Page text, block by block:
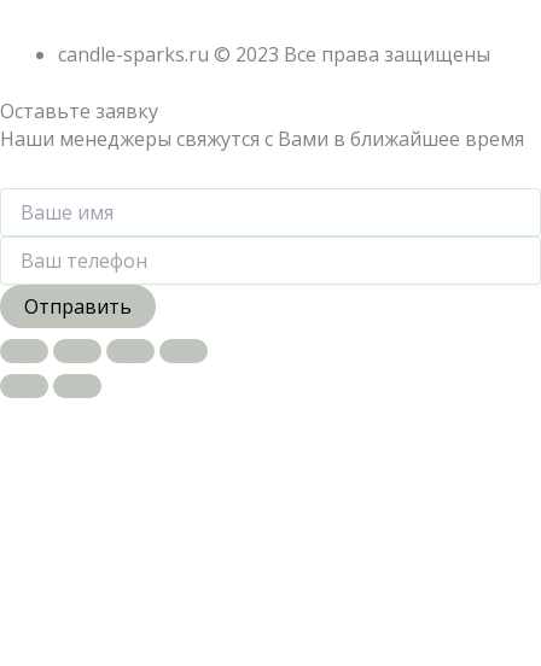
candle-sparks.ru © 2023 Все права защищены
Оставьте заявку
Наши менеджеры свяжутся с Вами в ближайшее время
Отправить